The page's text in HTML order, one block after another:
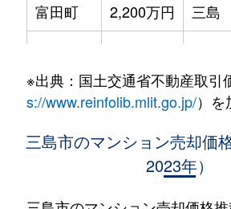
富田町
2,200万円 三島
中
1,400万円 三島
1,000万円 三島
西若町
1,600万円 三島
※出典：国土交通省不動産取引
s://www.reinfolib.mlit.go.jp/）を
三島市のマンション売却価
2023年）